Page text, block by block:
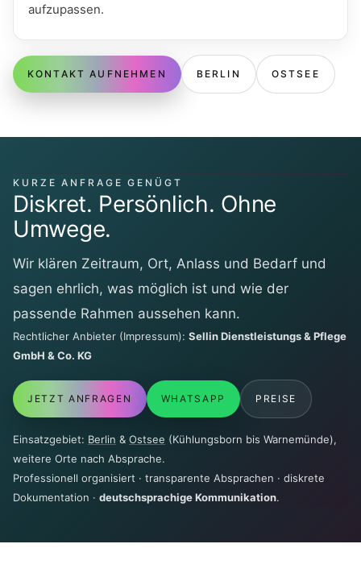
aufzupassen.
KONTAKT AUFNEHMEN BERLIN OSTSEE
KURZE ANFRAGE GENÜGT
Diskret. Persönlich. Ohne
Umwege.
Wir klären Zeitraum, Ort, Anlass und Bedarf und
sagen ehrlich, was möglich ist und wie der
passende Rahmen aussehen kann.
Rechtlicher Anbieter (Impressum): Sellin Dienstleistungs & Pflege
GmbH & Co. KG
JETZT ANFRAGEN WHATSAPP PREISE
Einsatzgebiet: Berlin & Ostsee (Kühlungsborn bis Warnemünde),
weitere Orte nach Absprache.
Professionell organisiert · transparente Absprachen · diskrete
Dokumentation · deutschsprachige Kommunikation.